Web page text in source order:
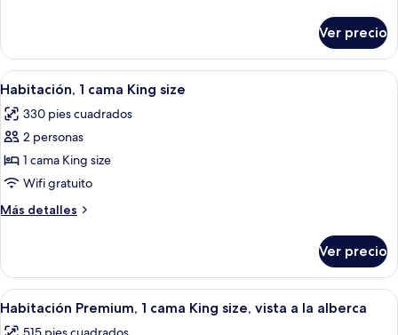
para
personas
discapacitadas
(Spa)
1
habitación,
con
para
personas
(Spa)
Ver precio
Abrir
todas
las
fotos
de
Habitación,
1
cama
size
Habitación de hotel con una cama
10
Habitación, 1 cama King size
330 pies cuadrados
2 personas
1 cama King size
Wifi gratuito
Más detalles
Más
1
cama
King
Ver precio
Abrir
todas
Ropa de cama de alta calidad y
10
Habitación Premium, 1 cama King size, vista a la alberca